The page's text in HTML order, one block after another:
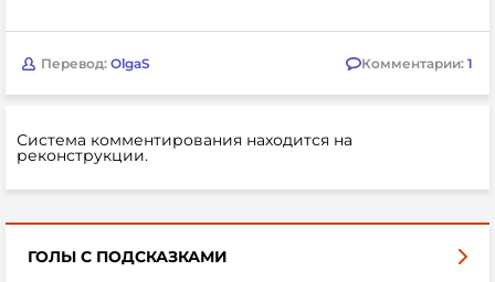
Перевод: OlgaS Комментарии: 1
Система комментирования находится на
реконструкции.
ГОЛЫ С ПОДСКАЗКАМИ